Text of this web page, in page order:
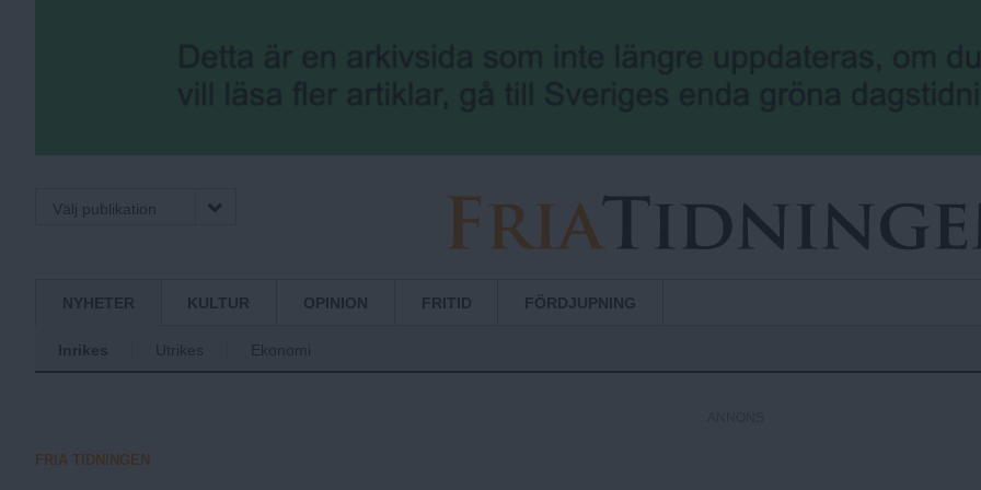
Välj publikation
F
r
i
NYHETER KULTUR OPINION FRITID FÖRDJUPNING
Inrikes Utrikes Ekonomi
FRIA TIDNINGEN